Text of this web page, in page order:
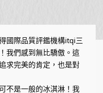
國際品質評鑑機構itqi三
我們感到無比驕傲。這
求完美的肯定，也是對
不是一般的冰淇淋！我